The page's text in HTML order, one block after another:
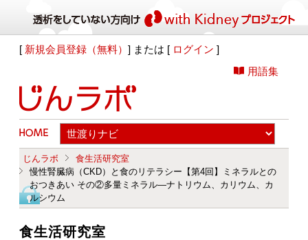
[ 新規会員登録（無料）] または [ ログイン ]
用語集
じんラボ
食生活研究室
慢性腎臓病（CKD）と食のリテラシー【第4回】ミネラルとの
おつきあい その②多量ミネラル―ナトリウム、カリウム、カ
ルシウム
食生活研究室